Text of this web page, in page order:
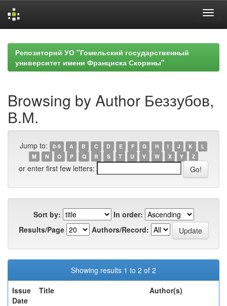
navigationРепозиторий УО "Гомельский государственный
университет имени Франциска Скорины"
Browsing by Author Беззубов,
В.М.
Jump to: 0-9 A B C D E F G H I J K
L
M
N O P Q R S T U V W X Y Z
or enter first few letters:
Sort by:
In order:
Results/Page
Authors/Record:
Showing results 1 to 2 of 2
Issue
Date
Title Author(s)